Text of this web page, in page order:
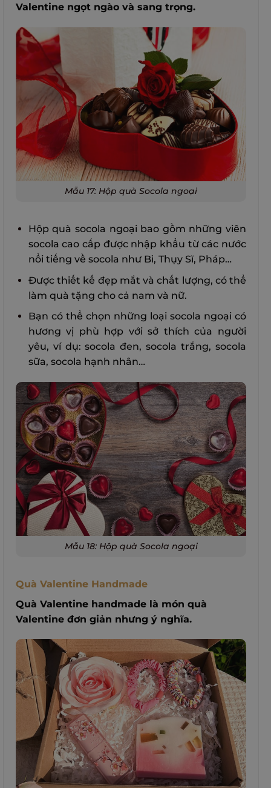
Valentine ngọt ngào và sang trọng.
Mẫu 17: Hộp quà Socola ngoại
Hộp quà socola ngoại bao gồm những viên
socola cao cấp được nhập khẩu từ các nước
nổi tiếng về socola như Bỉ, Thụy Sĩ, Pháp…
Được thiết kế đẹp mắt và chất lượng, có thể
làm quà tặng cho cả nam và nữ.
Bạn có thể chọn những loại socola ngoại có
hương vị phù hợp với sở thích của người
yêu, ví dụ: socola đen, socola trắng, socola
sữa, socola hạnh nhân…
Mẫu 18: Hộp quà Socola ngoại
Quà Valentine Handmade
Quà Valentine handmade là món quà
Valentine đơn giản nhưng ý nghĩa.